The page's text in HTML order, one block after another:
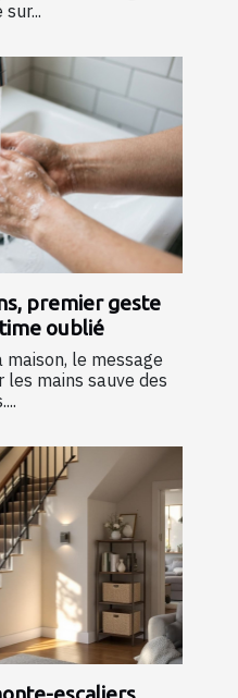
premier geste
oublié
le message
mains sauve des